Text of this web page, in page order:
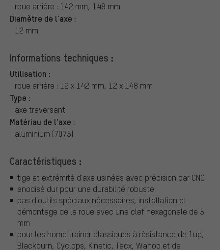
roue arrière : 142 mm, 148 mm
Diamètre de l'axe :
12 mm
Informations techniques :
Utilisation :
roue arrière : 12 x 142 mm, 12 x 148 mm
Type :
axe traversant
Matériau de l'axe :
aluminium (7075)
Caractéristiques :
tige et extrémité d'axe usinées avec précision par CNC
anodisé dur pour une durabilité robuste
pas d'outils spéciaux nécessaires, installation et
démontage de la roue avec une clef hexagonale de 5
mm
pour les home trainer classiques à résistance de 1up,
Blackburn, Cyclops, Kinetic, Tacx, Wahoo et de